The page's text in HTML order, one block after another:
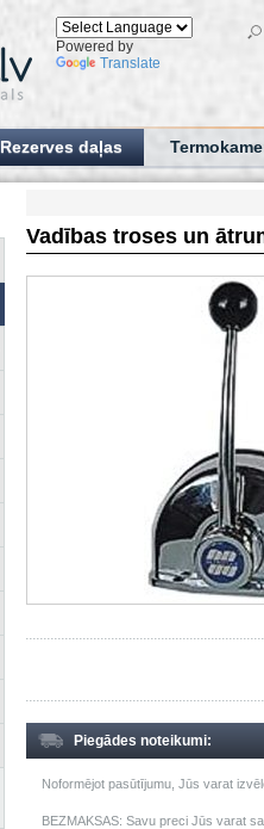
Powered by
Translate
Rezerves daļas
Vadības troses un
Piegādes noteikumi:
Noformējot pasūtījumu, Jūs varat
BEZMAKSAS: Savu preci Jūs varat